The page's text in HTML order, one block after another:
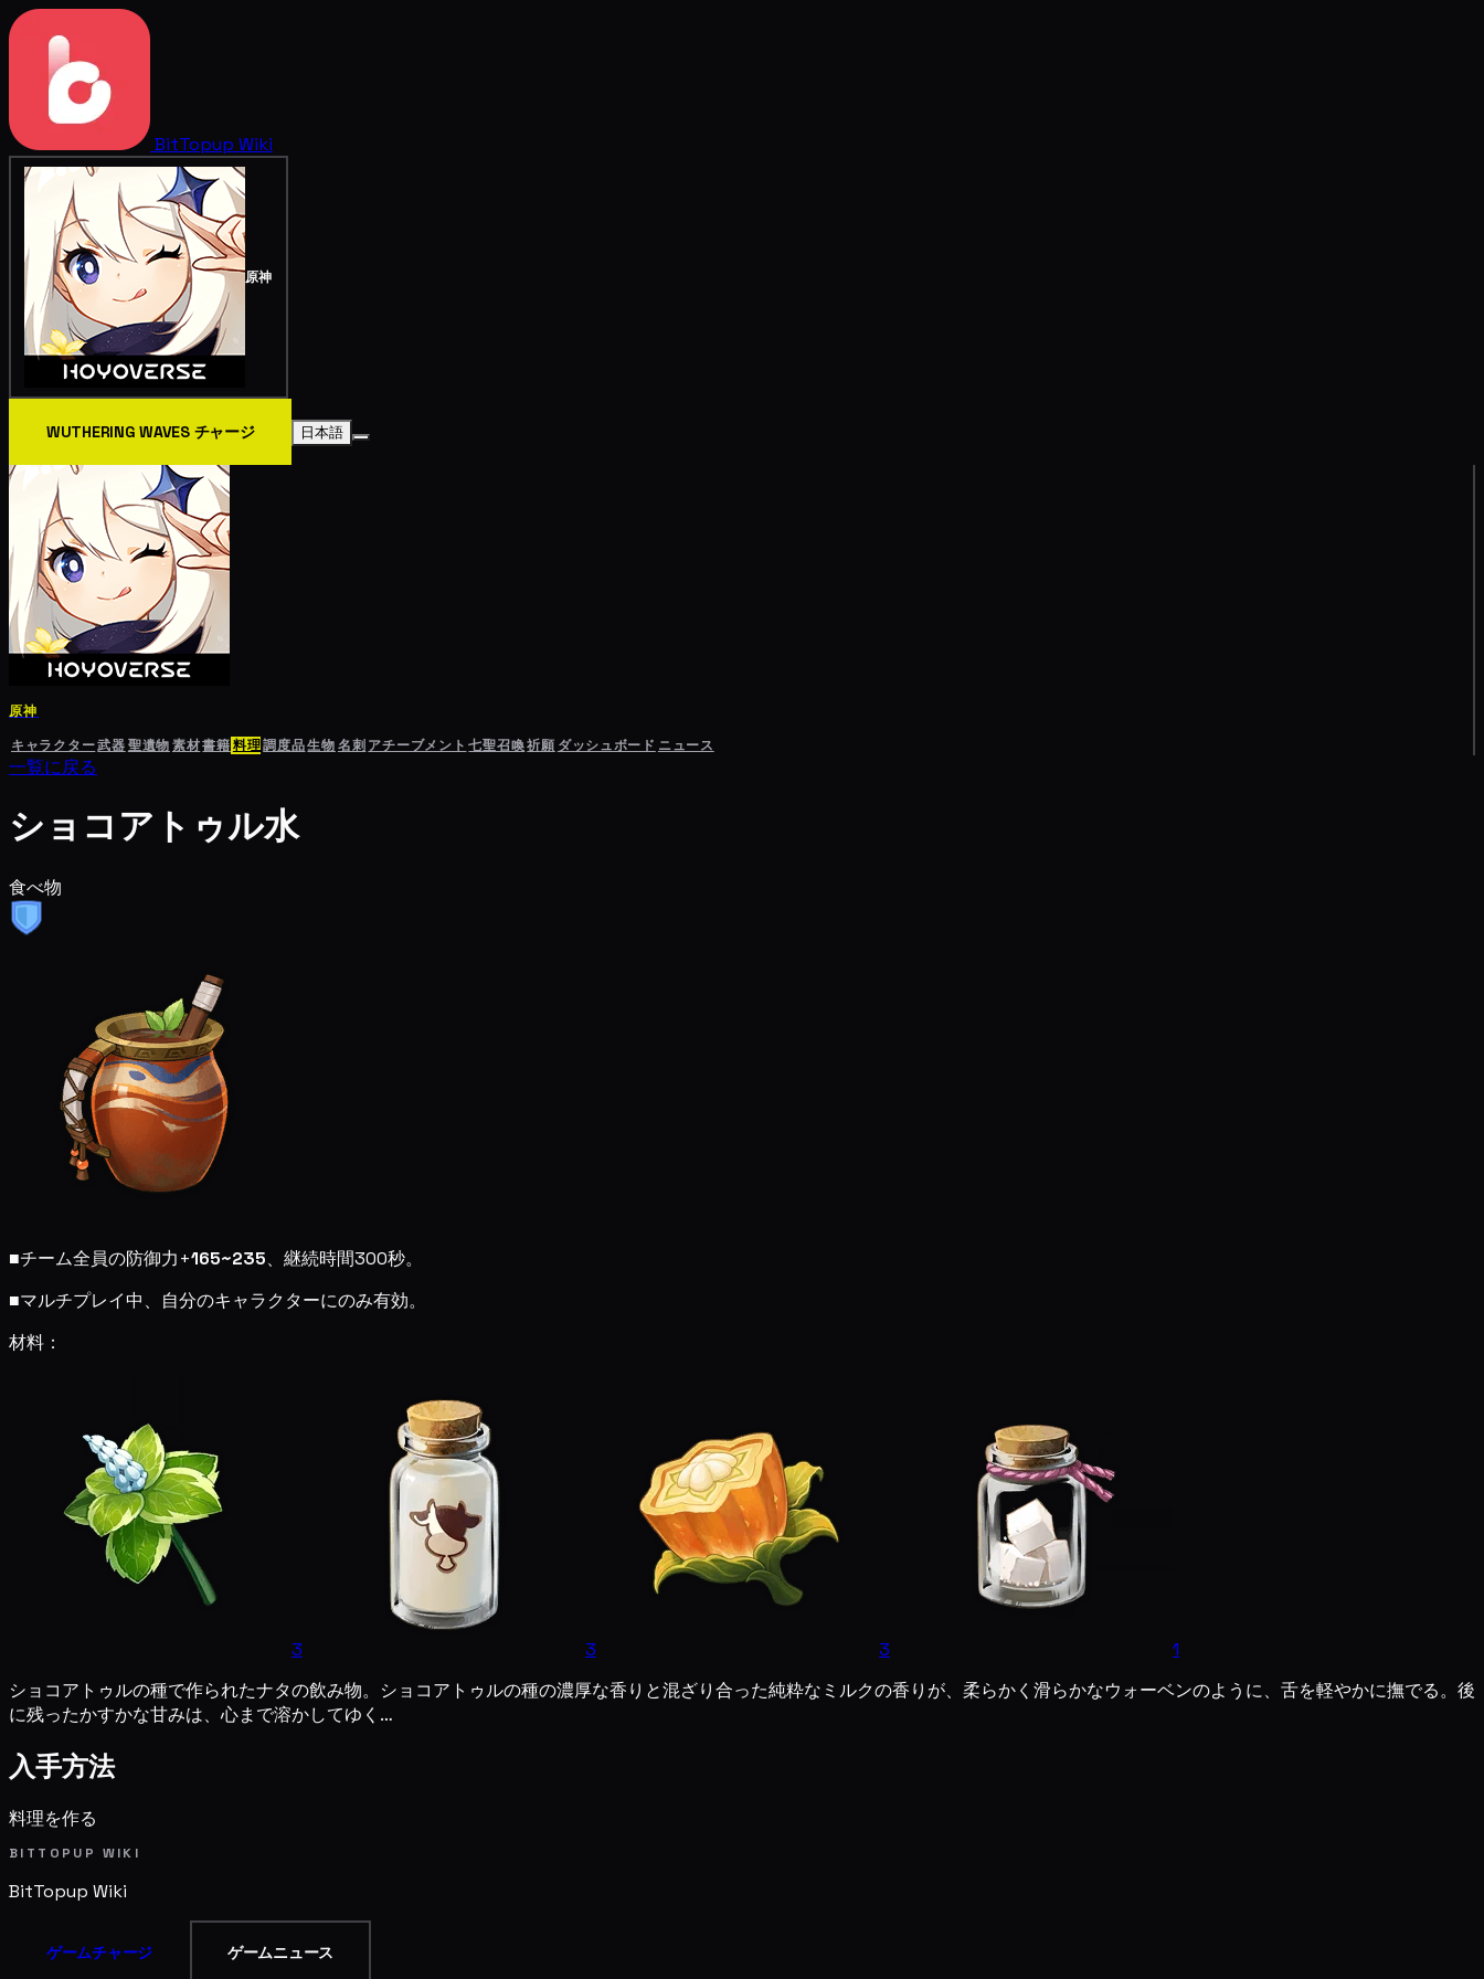
BitTopup Wiki
原神
WUTHERING WAVES チャージ 日本語
原神
キャラクター武器聖遺物素材書籍料理調度品生物名刺 アチーブメント 七聖召喚祈願 ダッシュボード ニュース
一覧に戻る
ショコアトゥル水
食べ物
■チーム全員の防御力+165~235、継続時間300秒。
■マルチプレイ中、自分のキャラクターにのみ有効。
材料：
3 3 3
1
ショコアトゥルの種で作られたナタの飲み物。ショコアトゥルの種の濃厚な香りと混ざり合った純粋なミルクの香りが、柔らかく滑らかなウォーベンのように、舌を軽やかに撫でる。後
に残ったかすかな甘みは、心まで溶かしてゆく…
入手方法
料理を作る
BITTOPUP WIKI
BitTopup Wiki
ゲームチャージ ゲームニュース